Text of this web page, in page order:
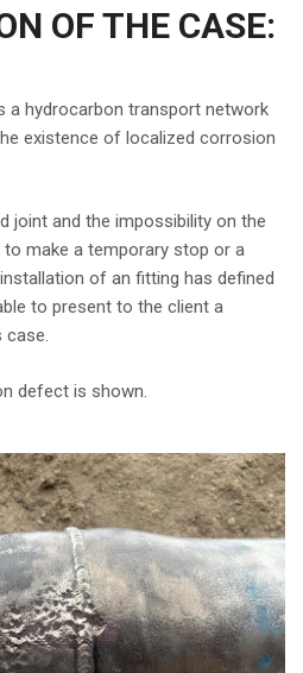
OF THE CASE:
a hydrocarbon transport network
existence of localized corrosion
joint and the impossibility on the
make a temporary stop or a
of an fitting has defined
to present to the client a
case.
defect is shown.